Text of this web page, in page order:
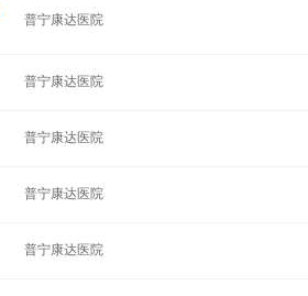
普宁康达医院
普宁康达医院
普宁康达医院
普宁康达医院
普宁康达医院